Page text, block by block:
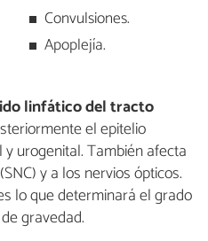
Convulsiones.
Apoplejía.
linfático del tracto
el epitelio
urogenital. También afecta
y a los nervios ópticos.
lo que determinará el grado
gravedad.